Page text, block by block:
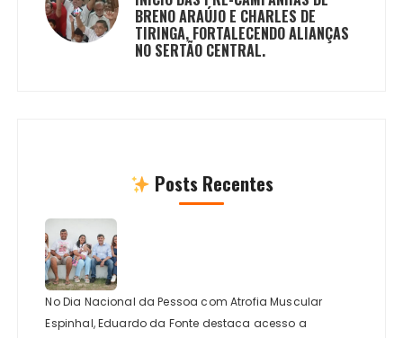
BRENO ARAÚJO E CHARLES DE
TIRINGA, FORTALECENDO ALIANÇAS
NO SERTÃO CENTRAL.
Posts Recentes
No Dia Nacional da Pessoa com Atrofia Muscular
Espinhal, Eduardo da Fonte destaca acesso a